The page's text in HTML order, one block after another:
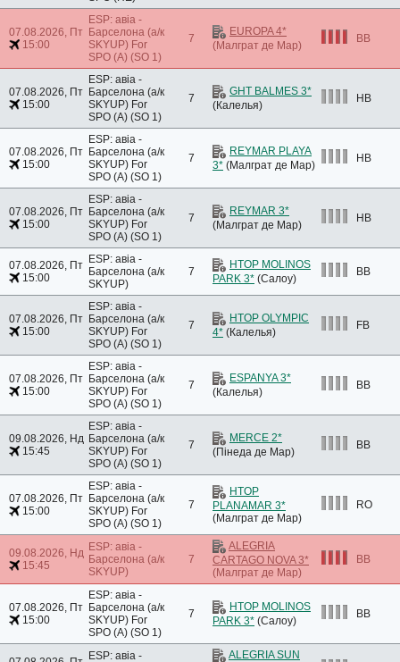
07.08.2026, Пт
15:00
ESP: авіа -
Барселона (а/к
SKYUP) For
SPO (A) (SO 1)
7
EUROPA 4*
(Малграт де Мар)
BB
07.08.2026, Пт
15:00
ESP: авіа -
Барселона (а/к
SKYUP) For
SPO (A) (SO 1)
7
GHT BALMES 3*
(Калелья)
HB
07.08.2026, Пт
15:00
ESP: авіа -
Барселона (а/к
SKYUP) For
SPO (A) (SO 1)
7
REYMAR PLAYA
3* (Малграт де Мар)
HB
07.08.2026, Пт
15:00
ESP: авіа -
Барселона (а/к
SKYUP) For
SPO (A) (SO 1)
7
REYMAR 3*
(Малграт де Мар)
HB
07.08.2026, Пт
15:00
ESP: авіа -
Барселона (а/к
SKYUP)
7
HTOP MOLINOS
PARK 3* (Салоу)
BB
07.08.2026, Пт
15:00
ESP: авіа -
Барселона (а/к
SKYUP) For
SPO (A) (SO 1)
7
HTOP OLYMPIC
4* (Калелья)
FB
07.08.2026, Пт
15:00
ESP: авіа -
Барселона (а/к
SKYUP) For
SPO (A) (SO 1)
7
ESPANYA 3*
(Калелья)
BB
09.08.2026, Нд
15:45
ESP: авіа -
Барселона (а/к
SKYUP) For
SPO (A) (SO 1)
7
MERCE 2*
(Пінеда де Мар)
BB
07.08.2026, Пт
15:00
ESP: авіа -
Барселона (а/к
SKYUP) For
SPO (A) (SO 1)
7
HTOP
PLANAMAR 3*
(Малграт де Мар)
RO
09.08.2026, Нд
15:45
ESP: авіа -
Барселона (а/к
SKYUP)
7
ALEGRIA
CARTAGO NOVA 3*
(Малграт де Мар)
BB
07.08.2026, Пт
15:00
ESP: авіа -
Барселона (а/к
SKYUP) For
SPO (A) (SO 1)
7
HTOP MOLINOS
PARK 3* (Салоу)
BB
ESP: авіа -
ALEGRIA SUN